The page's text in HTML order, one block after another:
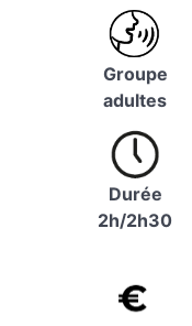
Groupe
adultes
Durée
2h/2h30